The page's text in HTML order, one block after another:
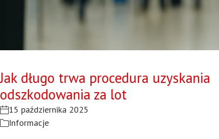
Jak długo trwa procedura uzyskania
odszkodowania za lot
15 października 2025
Informacje